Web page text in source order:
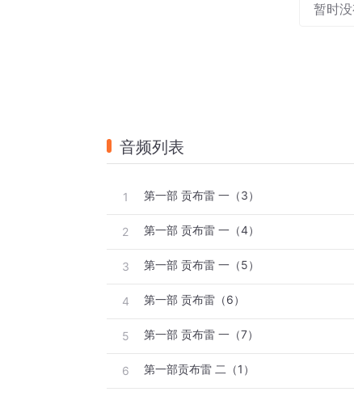
暂时
音频列表
1 第一部 贡布雷 一（3）
2 第一部 贡布雷 一（4）
3 第一部 贡布雷 一（5）
4 第一部 贡布雷（6）
5 第一部 贡布雷 一（7）
6 第一部贡布雷 二（1）